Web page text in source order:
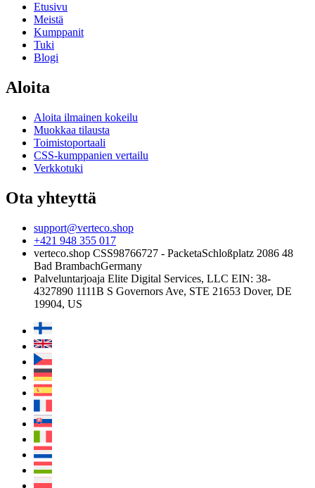
Etusivu
Meistä
Kumppanit
Tuki
Blogi
Aloita
Aloita ilmainen kokeilu
Muokkaa tilausta
Toimistoportaali
CSS-kumppanien vertailu
Verkkotuki
Ota yhteyttä
support@verteco.shop
+421 948 355 017
verteco.shop CSS98766727 - PacketaSchloßplatz 2086 48
Bad BrambachGermany
Palveluntarjoaja Elite Digital Services, LLC EIN: 38-
4327890 1111B S Governors Ave, STE 21653 Dover, DE
19904, US